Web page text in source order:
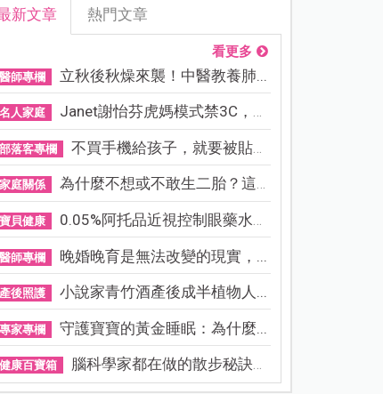
新文章 熱門文章
看更多
醫師專欄 立秋後秋燥來襲！中醫教養肺...
名人家庭 Janet謝怡芬虎媽模式禁3C，看...
部落客專欄 不買手機給孩子，就要被貼「...
家庭關係 為什麼不想或不敢生二胎？這8...
寶貝健康 0.05%阿托品近視控制眼藥水納...
醫師專欄 晚婚晚育是無法改變的現實，...
產後照護 小說家青竹酒產後成半植物人...
專家專欄 守護寶寶的黃金睡眠：為什麼...
健康百寶箱 腦科學家都在做的散步秘訣！...